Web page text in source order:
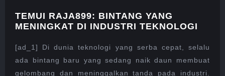
TEMUI RAJA899: BINTANG YANG
MENINGKAT DI INDUSTRI TEKNOLOGI
YANG
[ad_1] Di dunia teknologi yang serba cepat, selalu
ada bintang baru yang sedang naik daun membuat
gelombang dan meninggalkan tanda pada industri.